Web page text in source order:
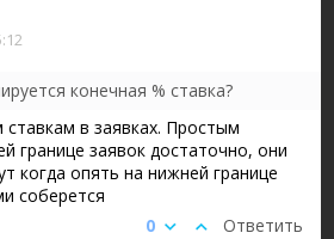
конечная % ставка?
в заявках. Простым
границе заявок достаточно, они
когда опять на нижней границе
соберется
Ответить
0